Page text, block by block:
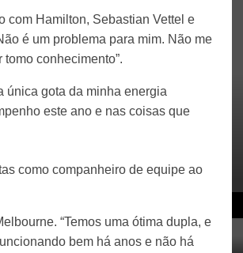
com Hamilton, Sebastian Vettel e
é um problema para mim. Não me
conhecimento”.
única gota da minha energia
este ano e nas coisas que
como companheiro de equipe ao
“Temos uma ótima dupla, e
bem há anos e não há